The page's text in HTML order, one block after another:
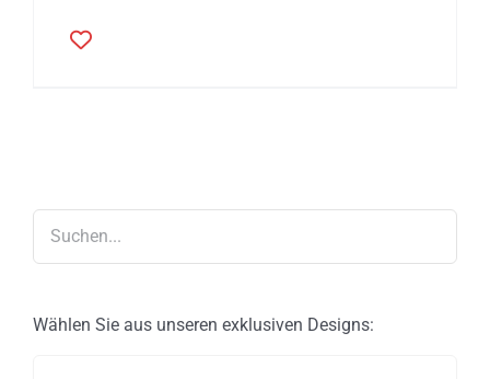
Produkt
Produktseite
gewählt
Wählen Sie aus unseren exklusiven Designs: